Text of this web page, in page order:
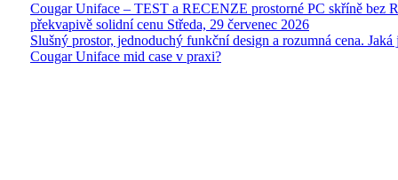
Cougar Uniface – TEST a RECENZE prostorné PC skříně bez
překvapivě solidní cenu Středa, 29 červenec 2026
Slušný prostor, jednoduchý funkční design a rozumná cena. Jaká
Cougar Uniface mid case v praxi?